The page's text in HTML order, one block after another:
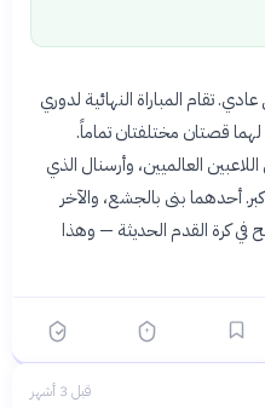
رياضي عادي. تقام المباراة النهائية لدوري
قصتان مختلفتان تماماً.
العالميين، وأرسنال الذي
أحدهما بنى بالجشع، والآخر
في كرة القدم الحديثة — وهذا
قبل 3 أشهر